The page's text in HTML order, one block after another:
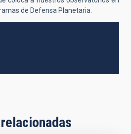
de Defensa Planetaria.